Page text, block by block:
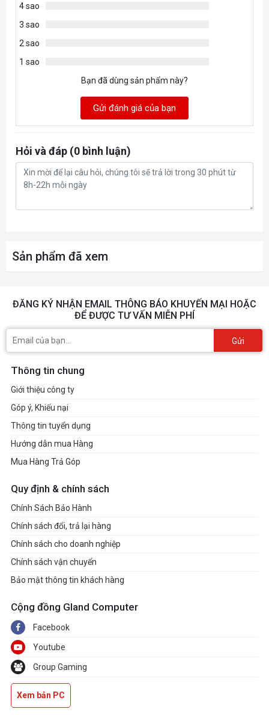
4 sao
3 sao
2 sao
1 sao
Bạn đã dùng sản phẩm này?
Gửi đánh giá của bạn
Hỏi và đáp (0 bình luận)
Sản phẩm đã xem
ĐĂNG KÝ NHẬN EMAIL THÔNG BÁO KHUYẾN MẠI HOẶC
ĐỂ ĐƯỢC TƯ VẤN MIỄN PHÍ
Gửi
Thông tin chung
Giới thiệu công ty
Góp ý, Khiếu nại
Thông tin tuyển dụng
Hướng dẫn mua Hàng
Mua Hàng Trả Góp
Quy định & chính sách
Chính Sách Bảo Hành
Chính sách đổi, trả lại hàng
Chính sách cho doanh nghiệp
Chính sách vận chuyển
Bảo mật thông tin khách hàng
Cộng đồng Gland Computer
Facebook
Youtube
Group Gaming
Xem bản PC